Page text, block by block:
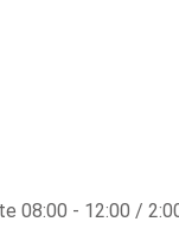
08:00 - 12:00 /